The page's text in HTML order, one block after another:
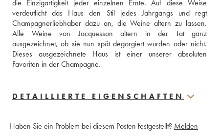
die Einzigartigkeit jeder einzelnen Ernte. Auf diese Weise
verdeutlicht das Haus den Stil jedes Jahrgangs und regt
Champagnerliebhaber dazu an, die Weine altern zu lassen.
Alle Weine von Jacquesson altern in der Tat ganz
ausgezeichnet, ob sie nun spät degorgiert wurden oder nicht.
Dieses ausgezeichnete Haus ist einer unserer absoluten
Favoriten in der Champagne.
DETAILLIERTE EIGENSCHAFTEN
Haben Sie ein Problem bei diesem Posten festgestellt? Melden